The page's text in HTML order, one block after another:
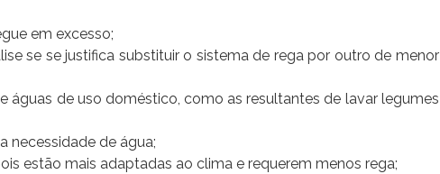
em excesso;
se se justifica substituir o sistema de rega por outro de menor
águas de uso doméstico, como as resultantes de lavar legumes
necessidade de água;
estão mais adaptadas ao clima e requerem menos rega;